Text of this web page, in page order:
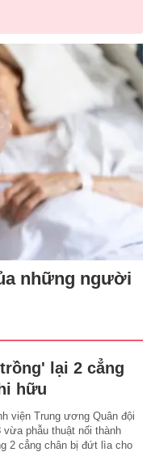
những người
lại 2 cẳng
hữu
viện Trung ương Quân đội
vừa phẫu thuật nối thành
2 cẳng chân bị đứt lìa cho